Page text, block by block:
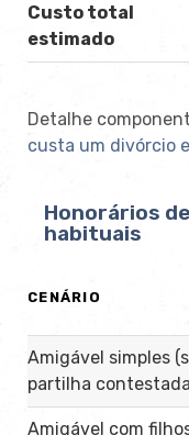
Custo total
estimado
Detalhe
custa um divórcio
Honorários
habituais
CENÁRIO
Amigável simples
partilha
Amigável com